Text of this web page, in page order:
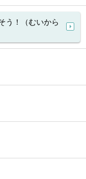
う！（むいから